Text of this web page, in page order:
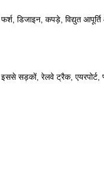
डिजाइन, कपड़े, विद्युत
सड़कों, रेलवे ट्रैक, एयरपोर्ट,